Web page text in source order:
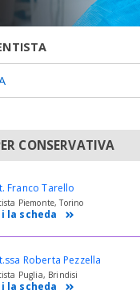
CONSERVATIVA
Franco Tarello
Piemonte, Torino
la scheda
Roberta Pezzella
Puglia, Brindisi
la scheda